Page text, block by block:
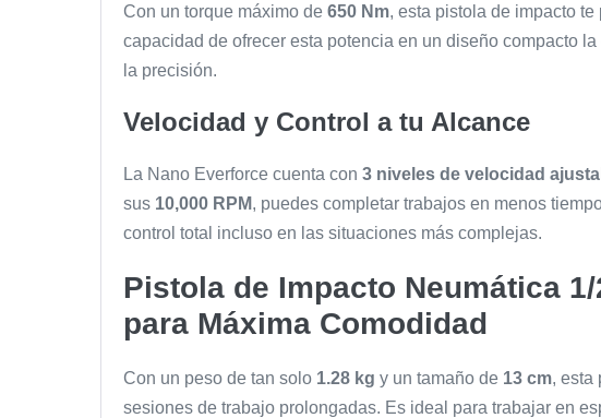
Con un torque máximo de 650 Nm, esta pistola de impacto
capacidad de ofrecer esta potencia en un diseño compacto
la precisión.
Velocidad y Control a tu Alcance
La Nano Everforce cuenta con 3 niveles de velocidad
sus 10,000 RPM, puedes completar trabajos en menos
control total incluso en las situaciones más complejas.
Pistola de Impacto Neumática
para Máxima Comodidad
Con un peso de tan solo 1.28 kg y un tamaño de 13 cm, esta
sesiones de trabajo prolongadas. Es ideal para trabajar en